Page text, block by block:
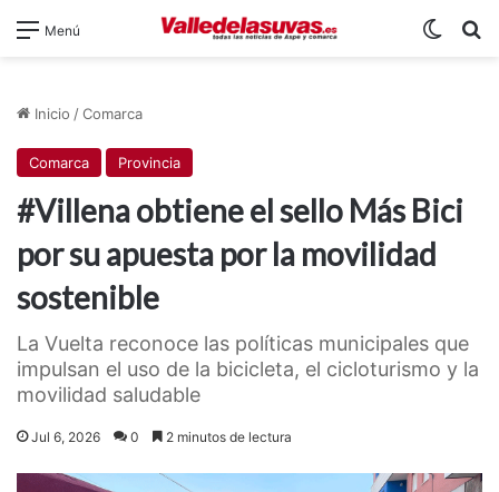
Menú
Inicio /Comarca
Comarca Provincia
#Villena obtiene el sello Más Bici
por su apuesta por la movilidad
sostenible
La Vuelta reconoce las políticas municipales que
impulsan el uso de la bicicleta, el cicloturismo y la
movilidad saludable
Jul 6, 2026 0 2 minutos de lectura